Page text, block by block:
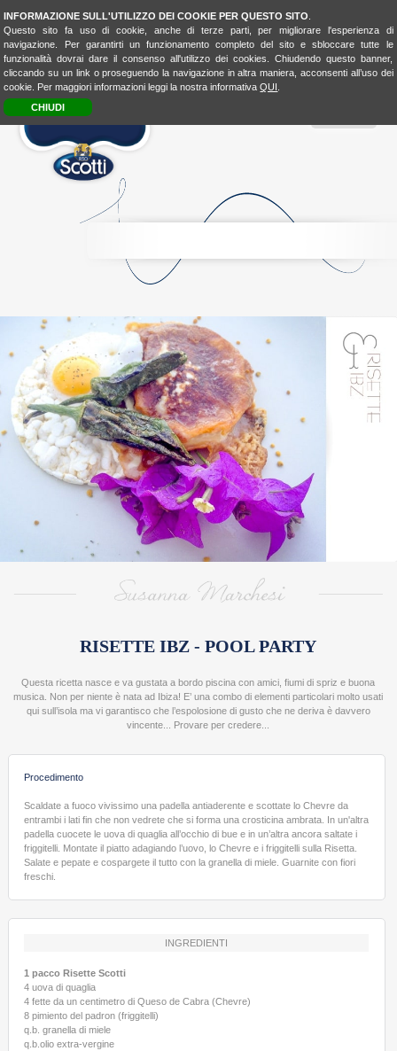
INFORMAZIONE SULL'UTILIZZO DEI COOKIE PER QUESTO SITO
Questo sito fa uso di cookie, anche di terze parti, per migliorare l'esperienza di
navigazione. Per garantirti un funzionamento completo del sito e sbloccare tutte le
funzionalità dovrai dare il consenso all'utilizzo dei cookies. Chiudendo questo banner,
cliccando su un link o proseguendo la navigazione in altra maniera, acconsenti all’uso dei
cookie. Per maggiori informazioni leggi la nostra informativaQUI
CHIUDI
4FASHION
RICE4KIDSBIO
EXPERIENCE
LA CUCINAUNISCEIPOPOLI
ESHOP
RICEDESIGNERS >
GIULIA SCARPALEGGIA
MARIANNA FRANCHI
ALESSANDRA SCOLLO
VALENTINA PRATO
LAURA ADANI
ROBERTA RESTELLI
ANNA MARCONI
RISETTE IBZ - POOL PARTY
Questa ricetta nasce e va gustata a bordo piscina con amici, fiumi di spriz e buona
musica. Non per niente è nata ad Ibiza! E’ una combo di elementi particolari molto usati
qui sull’isola ma vi garantisco che l’espolosione di gusto che ne deriva è davvero
vincente... Provare per credere...
Procedimento
Scaldate a fuoco vivissimo una padella antiaderente e scottate lo Chevre da
entrambi i lati fin che non vedrete che si forma una crosticina ambrata. In un'altra
padella cuocete le uova di quaglia all’occhio di bue e in un’altra ancora saltate i
friggitelli. Montate il piatto adagiando l’uovo, lo Chevre e i friggitelli sulla Risetta.
Salate e pepate e cospargete il tutto con la granella di miele. Guarnite con fiori
freschi.
INGREDIENTI
1 pacco Risette Scotti
4 uova di quaglia
4 fette da un centimetro di Queso de Cabra (Chevre)
8 pimiento del padron (friggitelli)
q.b. granella di miele
q.b.olio extra-vergine